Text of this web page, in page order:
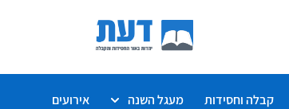
קבלה וחסידות מעגל השנה אירועים